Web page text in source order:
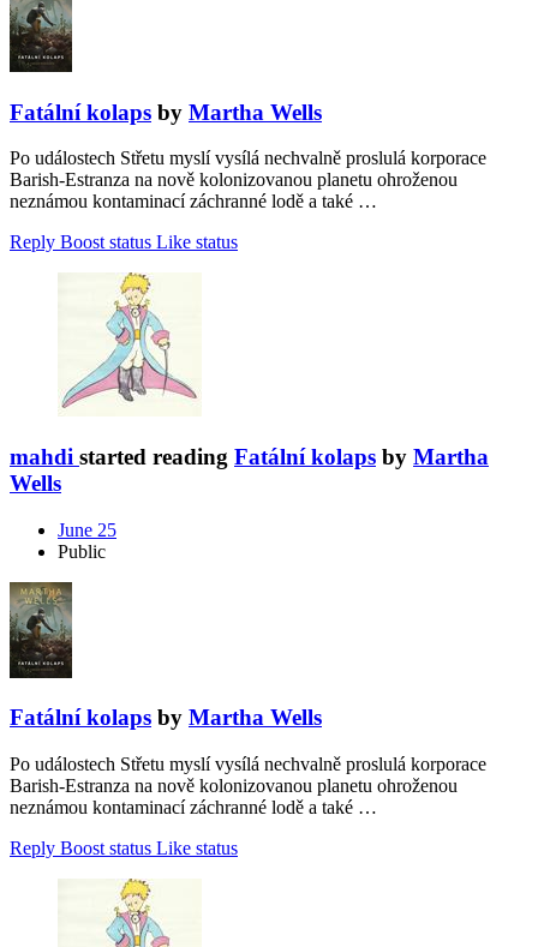
Fatální kolaps by Martha Wells
Po událostech Střetu myslí vysílá nechvalně proslulá korporace
Barish-Estranza na nově kolonizovanou planetu ohroženou
neznámou kontaminací záchranné lodě a také …
Reply Boost status Like status
mahdi started reading Fatální kolaps by Martha
Wells
June 25
Public
Fatální kolaps by Martha Wells
Po událostech Střetu myslí vysílá nechvalně proslulá korporace
Barish-Estranza na nově kolonizovanou planetu ohroženou
neznámou kontaminací záchranné lodě a také …
Reply Boost status Like status